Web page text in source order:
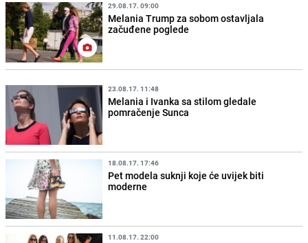
29.08.17. 09:00
Melania Trump za sobom ostavljala
začuđene poglede
23.08.17. 11:48
Melania i Ivanka sa stilom gledale
pomračenje Sunca
18.08.17. 17:46
Pet modela suknji koje će uvijek biti
moderne
11.08.17. 22:00